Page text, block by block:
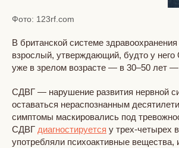
Фото: 123rf.com
В британской системе
взрослый, утверждающий, будто у него
уже в зрелом возрасте — в 30–50 лет
СДВГ — нарушение развития нервной
оставаться нераспознанным
симптомы маскировались под
СДВГ диагностируется у трех-четырех
употребляли психоактивные